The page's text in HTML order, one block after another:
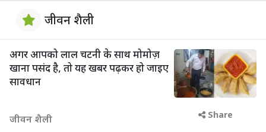
जीवन शैली
अगर आपको लाल चटनी के साथ मोमोज़
खाना पसंद है, तो यह खबर पढ़कर हो जाइए
सावधान
जीवन शैली Share